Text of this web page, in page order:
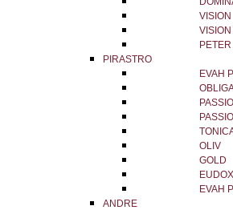
VISION
PIRASTRO
EVAH
OLIV
GOLD
EVAH
ANDRE